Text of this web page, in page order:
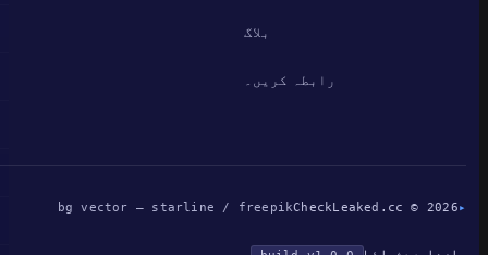
بلاگ
رابطہ کریں۔
CheckLeaked.cc © 2026
bg vector — starline / freepik